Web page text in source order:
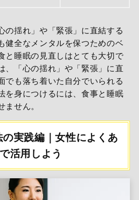
の揺れ」や「緊張」に直結する
健全なメンタルを保つためのベ
と睡眠の見直しはとても大切で
、「心の揺れ」や「緊張」に直
でも落ち着いた自分でいられる
を身につけるには、食事と睡眠
ません。
実践編｜女性によくあ
活用しよう